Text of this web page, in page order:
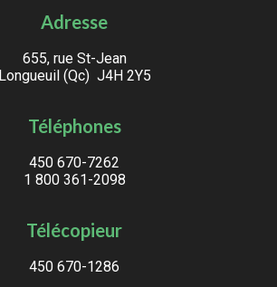
Adresse
655, rue St-Jean
Longueuil (Qc) J4H 2Y5
Téléphones
450 670-7262
1 800 361-2098
Télécopieur
450 670-1286